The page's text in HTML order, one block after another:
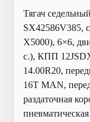
Тягач
SX42586V385,
X5000), 6×6,
с.), КПП
14.00R20,
16T MAN,
раздаточная